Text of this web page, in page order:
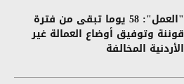
"العمل": 58 يوما تبقى من فترة
قوننة وتوفيق أوضاع العمالة غير
الأردنية المخالفة